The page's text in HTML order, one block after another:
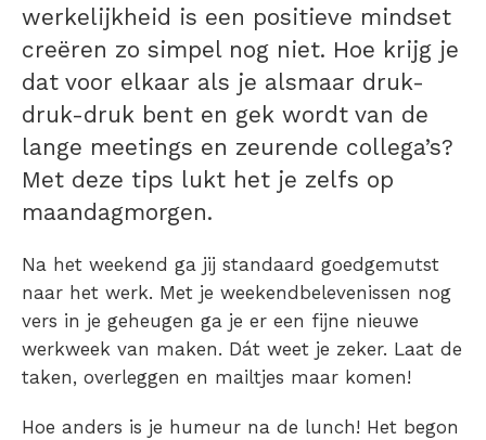
werkelijkheid is een positieve mindset
creëren zo simpel nog niet. Hoe krijg je
dat voor elkaar als je alsmaar druk-
druk-druk bent en gek wordt van de
lange meetings en zeurende collega’s?
Met deze tips lukt het je zelfs op
maandagmorgen.
Na het weekend ga jij standaard goedgemutst
naar het werk. Met je weekendbelevenissen nog
vers in je geheugen ga je er een fijne nieuwe
werkweek van maken. Dát weet je zeker. Laat de
taken, overleggen en mailtjes maar komen!
Hoe anders is je humeur na de lunch! Het begon